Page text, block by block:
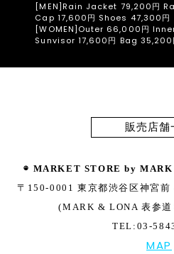
[MEN]Rain Jacket 79,200円
Cap 17,600円 Shoes 47,300円
[WOMEN]Outer 66,000円
Sunvisor 17,600円 Bag 35,200
販売店舗
◉ MARKET STORE by
〒150-0001 東京都渋谷区神宮前
(MARK & LONA 表参道
TEL:03-
MAP